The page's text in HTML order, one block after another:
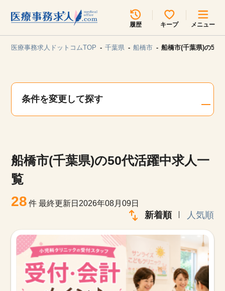
履歴 キープ メニュー
見学会・イベント情報
お知らせ
医療事務求人ドットコムとは
医療事務求人ドットコムTOP 千葉県 船橋市 船橋市(千葉県)の50
条件を変更して探す
船橋市(千葉県)の50代活躍中求人一
覧
28 件最終更新日2026年08月09日
新着順 人気順
所在地のエリアを選択してください
各支店担当よりご連絡させていただきます。
関東
甲信越・北陸 中国・四国
九州・沖縄